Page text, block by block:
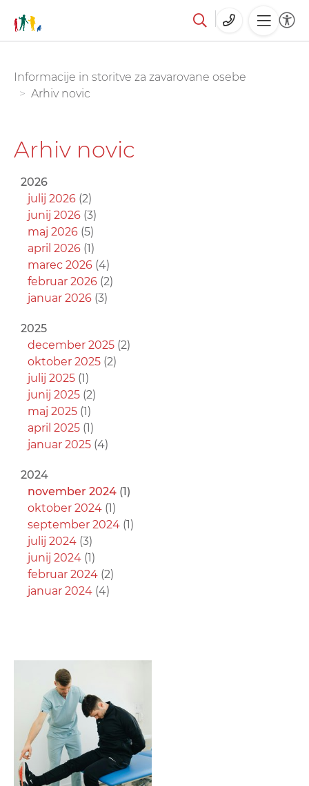
glavno
You are here:
Informacije in storitve za zavarovane osebe
Arhiv novic
Arhiv novic
2026
julij 2026 (2)
junij 2026 (3)
maj 2026 (5)
april 2026 (1)
marec 2026 (4)
februar 2026 (2)
januar 2026 (3)
2025
december 2025 (2)
oktober 2025 (2)
julij 2025 (1)
junij 2025 (2)
maj 2025 (1)
april 2025 (1)
januar 2025 (4)
2024
november 2024 (1)
oktober 2024 (1)
september 2024 (1)
julij 2024 (3)
junij 2024 (1)
februar 2024 (2)
januar 2024 (4)